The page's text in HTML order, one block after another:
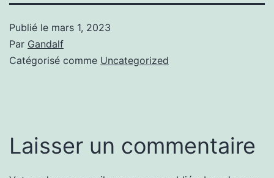
Publié le mars 1, 2023
Par Gandalf
Catégorisé comme Uncategorized
Laisser un commentaire